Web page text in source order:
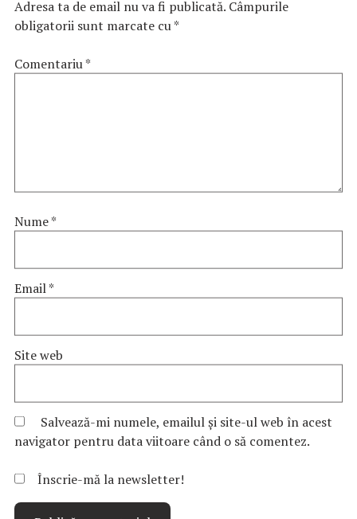
Adresa ta de email nu va fi publicată. Câmpurile
obligatorii sunt marcate cu*
Comentariu*
Nume*
Email*
Site web
Salvează-mi numele, emailul și site-ul web în acest
navigator pentru data viitoare când o să comentez.
Înscrie-mă la newsletter!